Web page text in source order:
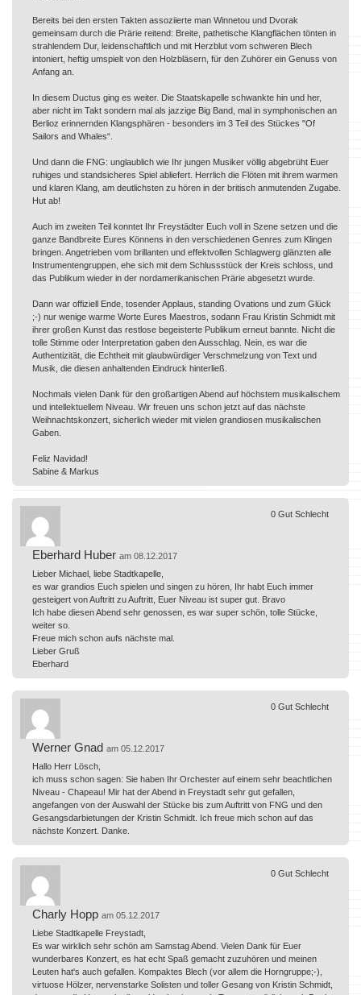
Bereits bei den ersten Takten assoziierte man Winnetou und Dvorak
gemeinsam durch die Prärie reitend: Breite, pathetische Klangflächen tönten in
strahlendem Dur, leidenschaftlich und mit Herzblut vom schweren Blech
intoniert, heftig umspielt von den Holzbläsern, für den Zuhörer ein Genuss von
Anfang an.
In diesem Ductus ging es weiter. Die Staatskapelle schwankte hin und her,
aber nicht im Takt sondern mal als jazzige Big Band, mal in symphonischen an
Berlioz erinnernden Klangsphären - besonders im 3 Teil des Stückes "Of
Sailors and Whales“.
Und dann die FNG: unglaublich wie Ihr jungen Musiker völlig abgebrüht Euer
ruhiges und standsicheres Spiel abliefert. Herrlich die Flöten mit ihrem warmen
und klaren Klang, am deutlichsten zu hören in der britisch anmutenden Zugabe.
Hut ab!
Auch im zweiten Teil konntet Ihr Freystädter Euch voll in Szene setzen und die
ganze Bandbreite Eures Könnens in den verschiedenen Genres zum Klingen
bringen. Angetrieben vom brillanten und effektvollen Schlagwerg glänzten alle
Instrumentengruppen, ehe sich mit dem Schlussstück der Kreis schloss, und
das Publikum wieder in der nordamerikanischen Prärie abgesetzt wurde.
Dann war offiziell Ende, tosender Applaus, standing Ovations und zum Glück
;-) nur wenige warme Worte Eures Maestros, sodann Frau Kristin Schmidt mit
ihrer großen Kunst das restlose begeisterte Publikum erneut bannte. Nicht die
tolle Stimme oder Interpretation gaben den Ausschlag. Nein, es war die
Authentizität, die Echtheit mit glaubwürdiger Verschmelzung von Text und
Musik, die diesen anhaltenden Eindruck hinterließ.
Nochmals vielen Dank für den großartigen Abend auf höchstem musikalischem
und intellektuellem Niveau. Wir freuen uns schon jetzt auf das nächste
Weihnachtskonzert, sicherlich wieder mit vielen grandiosen musikalischen
Gaben.
Feliz Navidad!
Sabine & Markus
Eberhard Huber am 08.12.2017
Lieber Michael, liebe Stadtkapelle,
es war grandios Euch spielen und singen zu hören, Ihr habt Euch immer
gesteigert von Auftritt zu Auftritt, Euer Niveau ist super gut. Bravo
Ich habe diesen Abend sehr genossen, es war super schön, tolle Stücke,
weiter so.
Freue mich schon aufs nächste mal.
Lieber Gruß
Eberhard
0 Gut Schlecht
Werner Gnad am 05.12.2017
Hallo Herr Lösch,
ich muss schon sagen: Sie haben Ihr Orchester auf einem sehr beachtlichen
Niveau - Chapeau! Mir hat der Abend in Freystadt sehr gut gefallen,
angefangen von der Auswahl der Stücke bis zum Auftritt von FNG und den
Gesangsdarbietungen der Kristin Schmidt. Ich freue mich schon auf das
nächste Konzert. Danke.
0 Gut Schlecht
Charly Hopp am 05.12.2017
Liebe Stadtkapelle Freystadt,
Es war wirklich sehr schön am Samstag Abend. Vielen Dank für Euer
wunderbares Konzert, es hat echt Spaß gemacht zuzuhören und meinen
Leuten hat's auch gefallen. Kompaktes Blech (vor allem die Horngruppe;-),
virtuose Hölzer, nervenstarke Solisten und toller Gesang von Kristin Schmidt,
0 Gut Schlecht